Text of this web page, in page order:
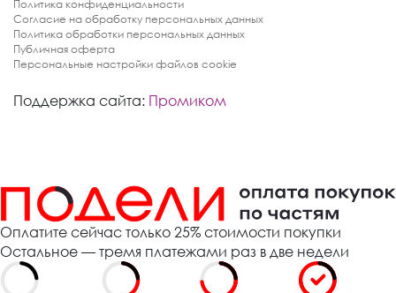
Политика конфиденциальности
Согласие на обработку персональных данных
Политика обработки персональных данных
Публичная оферта
Персональные настройки файлов cookie
Поддержка сайта: Промиком
Оплатите сейчас только 25% стоимости покупки
Остальное — тремя платежами раз в две недели